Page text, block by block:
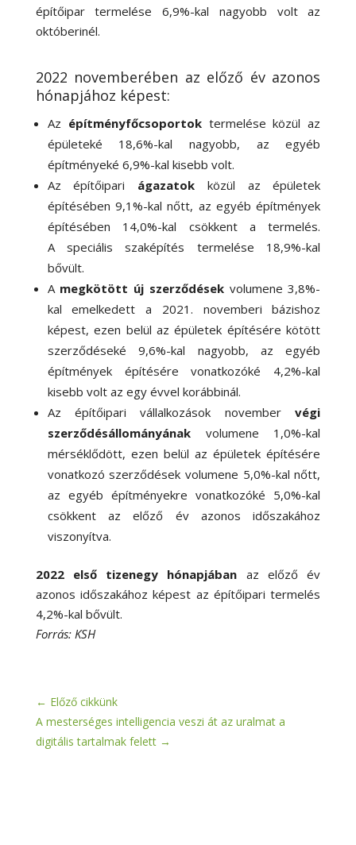
építőipar termelése 6,9%-kal nagyobb volt az
októberinél.
2022 novemberében az előző év azonos
hónapjához képest:
Az építményfőcsoportok termelése közül az
épületeké 18,6%-kal nagyobb, az egyéb
építményeké 6,9%-kal kisebb volt.
Az építőipari
ágazatok
közül az épületek
építésében 9,1%-kal nőtt, az egyéb építmények
építésében 14,0%-kal csökkent a termelés.
A speciális szaképítés termelése 18,9%-kal
bővült.
A megkötött új szerződések volumene 3,8%-
kal emelkedett a 2021. novemberi bázishoz
képest, ezen belül az épületek építésére kötött
szerződéseké 9,6%-kal nagyobb, az egyéb
építmények építésére vonatkozóké 4,2%-kal
kisebb volt az egy évvel korábbinál.
Az építőipari vállalkozások november
végi
szerződésállományának
volumene 1,0%-kal
mérséklődött, ezen belül az épületek építésére
vonatkozó szerződések volumene 5,0%-kal nőtt,
az egyéb építményekre vonatkozóké 5,0%-kal
csökkent az előző év azonos időszakához
viszonyítva.
2022 első tizenegy hónapjában az előző év
azonos időszakához képest az építőipari termelés
4,2%-kal bővült.
Forrás: KSH
← Előző cikkünk
A mesterséges intelligencia veszi át az uralmat a
digitális tartalmak felett→